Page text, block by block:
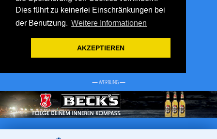
Dies führt zu keinerlei Einschränkungen bei
der Benutzung. Weitere Informationen
AKZEPTIEREN
— WERBUNG —